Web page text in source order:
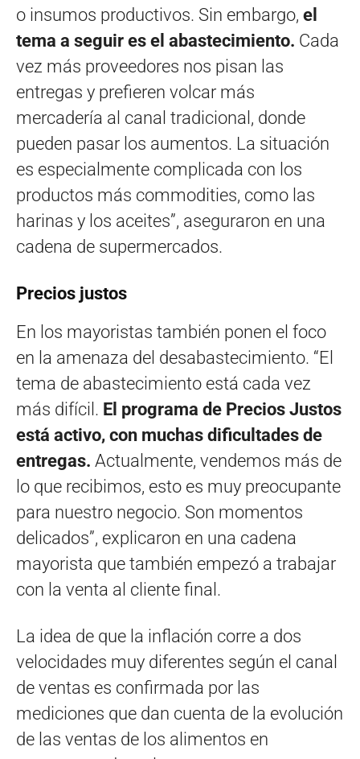
o insumos productivos. Sin embargo, el
tema a seguir es el abastecimiento. Cada
vez más proveedores nos pisan las
entregas y prefieren volcar más
mercadería al canal tradicional, donde
pueden pasar los aumentos. La situación
es especialmente complicada con los
productos más commodities, como las
harinas y los aceites”, aseguraron en una
cadena de supermercados.
Precios justos
En los mayoristas también ponen el foco
en la amenaza del desabastecimiento. “El
tema de abastecimiento está cada vez
más difícil. El programa de Precios Justos
está activo, con muchas dificultades de
entregas. Actualmente, vendemos más de
lo que recibimos, esto es muy preocupante
para nuestro negocio. Son momentos
delicados”, explicaron en una cadena
mayorista que también empezó a trabajar
con la venta al cliente final.
La idea de que la inflación corre a dos
velocidades muy diferentes según el canal
de ventas es confirmada por las
mediciones que dan cuenta de la evolución
de las ventas de los alimentos en